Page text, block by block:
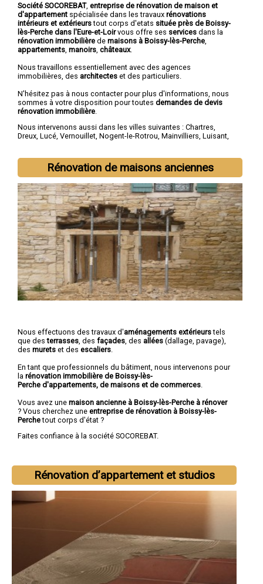
Société SOCOREBAT, entreprise de rénovation de maison et
d'appartement spécialisée dans les travaux rénovations
intérieurs et extérieurstout corps d'etats située près de Boissy-
lès-Perche dans l'Eure-et-Loirvous offre ses services dans la
rénovation immobilière de maisons à Boissy-lès-Perche
appartements manoirs châteaux.
Nous travaillons essentiellement avec des agences
immobilières, des architectes et des particuliers.
N'hésitez pas à nous contacter pour plus d'informations, nous
sommes à votre disposition pour toutes demandes de devis
rénovation immobilière
Nous intervenons aussi dans les villes suivantes : Chartres,
Dreux, Lucé, Vernouillet, Nogent-le-Rotrou, Mainvilliers, Luisant,
Rénovation de maisons anciennes
Nous effectuons des travaux d'aménagements extérieurstels
que desterrasses , des façades , des allées (dallage, pavage),
des murets et des escaliers
En tant que professionnels du bâtiment, nous intervenons pour
la rénovation immobilière de Boissy-lès-
Perche d'appartements, de maisons et de commerces
Vous avez une maison ancienne à Boissy-lès-Perche à rénover
? Vous cherchez une entreprise de rénovation à Boissy-lès-
Perchetout corps d'état ?
Faites confiance à la société SOCOREBAT.
Rénovation d’appartement et studios